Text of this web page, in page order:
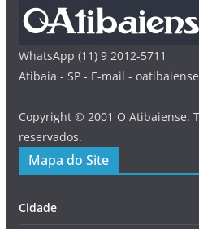
WhatsApp (11) 9 2012-5711
Atibaia - SP - E-mail -
Copyright © 2001 O Atibaiense.
reservados.
Mapa do Site
Cidade